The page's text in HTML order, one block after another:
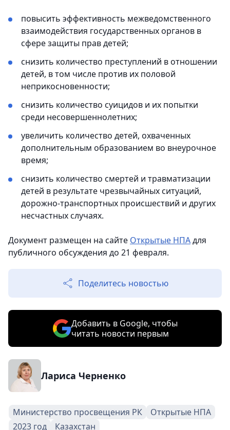
повысить эффективность межведомственного
взаимодействия государственных органов в
сфере защиты прав детей;
снизить количество преступлений в отношении
детей, в том числе против их половой
неприкосновенности;
снизить количество суицидов и их попытки
среди несовершеннолетних;
увеличить количество детей, охваченных
дополнительным образованием во внеурочное
время;
снизить количество смертей и травматизации
детей в результате чрезвычайных ситуаций,
дорожно-транспортных происшествий и других
несчастных случаях.
Документ размещен на сайте Открытые НПАдля
публичного обсуждения до 21 февраля.
Поделитесь новостью
Добавить в Google, чтобы
читать новости первым
Лариса Черненко
Министерство просвещения РК
Открытые НПА
2023 год
Казахстан